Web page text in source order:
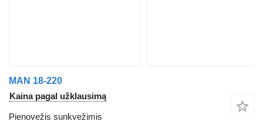
MAN 18-220
Kaina pagal užklausimą
Pienovežis sunkvežimis